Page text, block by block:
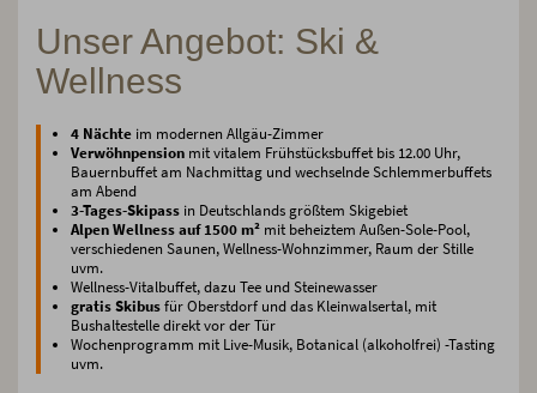
Unser Angebot: Ski &
Wellness
4 Nächte im modernen Allgäu-Zimmer
Verwöhnpension mit vitalem Frühstücksbuffet bis 12.00 Uhr,
Bauernbuffet am Nachmittag und wechselnde Schlemmerbuffets
am Abend
3-Tages-Skipass in Deutschlands größtem Skigebiet
Alpen Wellness auf 1500 m² mit beheiztem Außen-Sole-Pool,
verschiedenen Saunen, Wellness-Wohnzimmer, Raum der Stille
uvm.
Wellness-Vitalbuffet, dazu Tee und Steinewasser
gratis Skibusfür Oberstdorf und das Kleinwalsertal, mit
Bushaltestelle direkt vor der Tür
Wochenprogramm mit Live-Musik, Botanical (alkoholfrei) -Tasting
uvm.